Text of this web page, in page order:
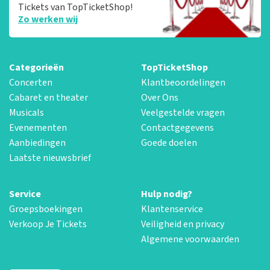
Tickets van TopTicketShop!
Zo werken wij
Categorieën
Concerten
Cabaret en theater
Musicals
Evenementen
Aanbiedingen
Laatste nieuwsbrief
TopTicketShop
Klantbeoordelingen
Over Ons
Veelgestelde vragen
Contactgegevens
Goede doelen
Service
Groepsboekingen
Verkoop Je Tickets
Hulp nodig?
Klantenservice
Veiligheid en privacy
Algemene voorwaarden